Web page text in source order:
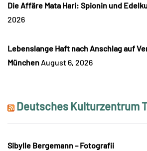
Die Affäre Mata Hari: Spionin und
2026
Lebenslange Haft nach Anschlag auf
München August 6, 2026
Deutsches Kulturzentrum
Sibylle Bergemann – Fotografii